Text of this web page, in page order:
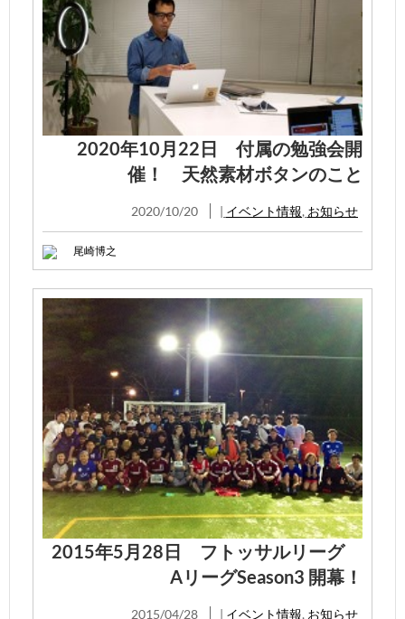
2020年10月22日 付属の勉強会開
催！ 天然素材ボタンのこと
2020/10/20 | イベント情報, お知らせ
尾崎博之
2015年5月28日 フトッサルリーグ
AリーグSeason3 開幕！
2015/04/28 | イベント情報, お知らせ